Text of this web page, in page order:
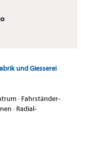
und Giesserei
· Fahrständer-
· Radial-